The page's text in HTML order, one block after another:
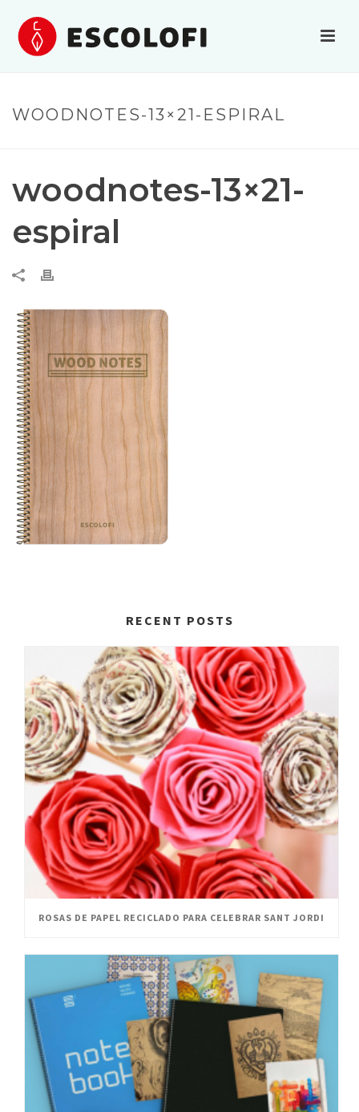
WOODNOTES-13×21-ESPIRAL
woodnotes-13×21-
espiral
RECENT POSTS
ROSAS DE PAPEL RECICLADO PARA CELEBRAR SANT JORDI